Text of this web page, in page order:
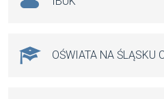
OŚWIATA NA ŚLĄSKU